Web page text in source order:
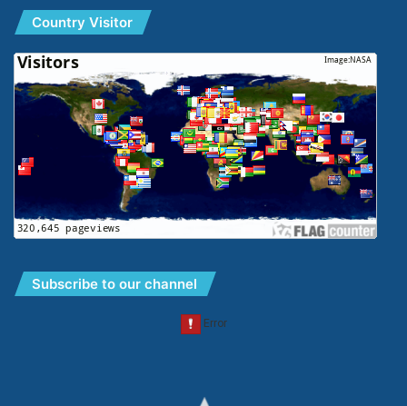
Country Visitor
Subscribe to our channel